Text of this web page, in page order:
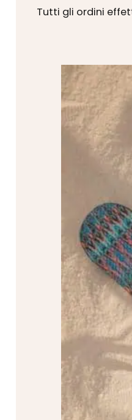
Tutti gli ordini